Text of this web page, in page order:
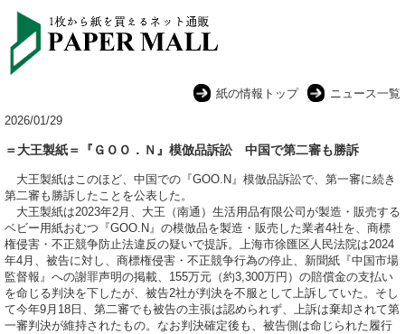
紙の情報トップ
ニュース一覧
2026/01/29
＝大王製紙＝『ＧＯＯ．Ｎ』模倣品訴訟 中国で第二審も勝訴
大王製紙はこのほど、中国での『GOO.N』模倣品訴訟で、第一審に続き
第二審も勝訴したことを公表した。
大王製紙は2023年2月、大王（南通）生活用品有限公司が製造・販売する
ベビー用紙おむつ『GOO.N』の模倣品を製造・販売した業者4社を、商標
権侵害・不正競争防止法違反の疑いで提訴。上海市徐匯区人民法院は2024
年4月、被告に対し、商標権侵害・不正競争行為の停止、新聞紙『中国市場
監督報』への謝罪声明の掲載、155万元（約3,300万円）の賠償金の支払い
を命じる判決を下したが、被告2社が判決を不服として上訴していた。そし
て今年9月18日、第二審でも被告の主張は認められず、上訴は棄却されて第
一審判決が維持されたもの。なお判決確定後も、被告側は命じられた履行